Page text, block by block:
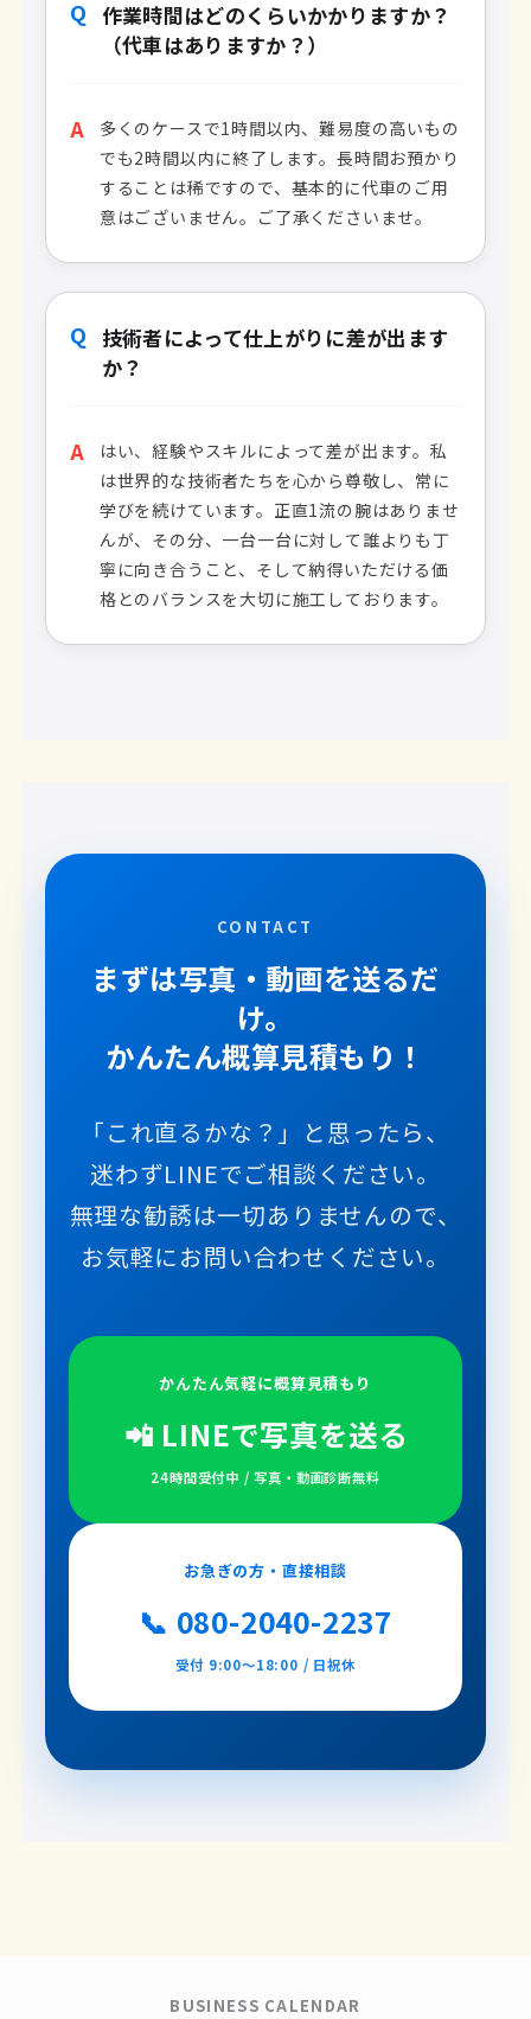
Q 作業時間はどのくらいかかりますか？
（代車はありますか？）
A
多くのケースで1時間以内、難易度の高いもの
でも2時間以内に終了します。長時間お預かり
することは稀ですので、基本的に代車のご用
意はございません。ご了承くださいませ。
Q 技術者によって仕上がりに差が出ます
か？
A
はい、経験やスキルによって差が出ます。私
は世界的な技術者たちを心から尊敬し、常に
学びを続けています。正直1流の腕はありませ
んが、その分、一台一台に対して誰よりも丁
寧に向き合うこと、そして納得いただける価
格とのバランスを大切に施工しております。
CONTACT
まずは写真・動画を送るだ
け。
かんたん概算見積もり！
「これ直るかな？」と思ったら、
迷わずLINEでご相談ください。
無理な勧誘は一切ありませんので、
お気軽にお問い合わせください。
かんたん気軽に概算見積もり
📲 LINEで写真を送る
24時間受付中 / 写真・動画診断無料
お急ぎの方・直接相談
📞 080-2040-2237
受付 9:00〜18:00 / 日祝休
BUSINESS CALENDAR